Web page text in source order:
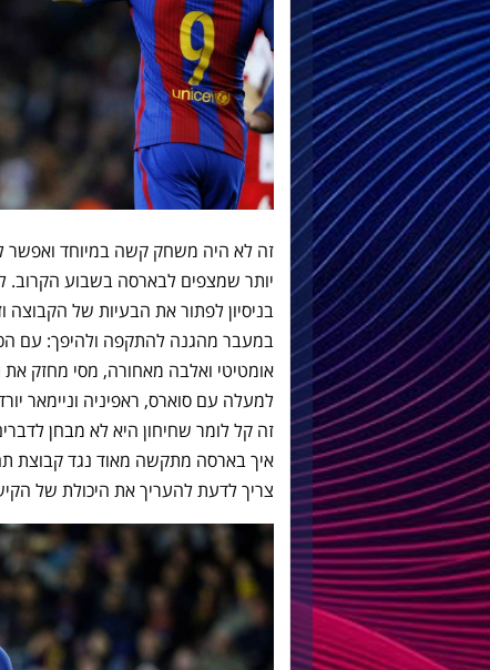
זה לא היה משחק קשה במיוחד ואפשר
יותר שמצפים לבארסה בשבוע
בניסיון לפתור את הבעיות של
אומטיטי ואלבה מאחורה, מסי מחזק את
למעלה עם סוארס, ראפיניה וניימאר
זה קל לומר שחיחון היא לא מבחן
איך בארסה מתקשה מאוד נגד קבוצת
צריך לדעת להעריך את היכולת של